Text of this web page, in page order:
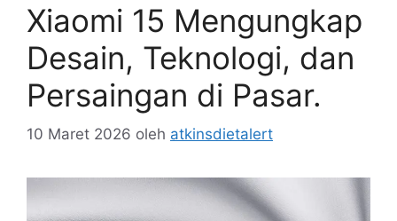
Xiaomi 15 Mengungkap
Desain, Teknologi, dan
Persaingan di Pasar.
10 Maret 2026 oleh atkinsdietalert